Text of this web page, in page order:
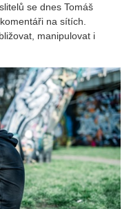
se dnes Tomáš
na sítích.
manipulovat i